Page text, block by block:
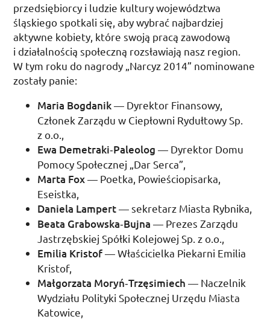
przedsiębiorcy i ludzie kultury województwa
śląskiego spotkali się, aby wybrać najbardziej
aktywne kobiety, które swoją pracą zawodową
i działalnością społeczną rozsławiają nasz region.
W tym roku do nagrody „Narcyz 2014” nominowane
zostały panie:
Maria Bogdanik— Dyrektor Finansowy,
Członek Zarządu w Ciepłowni RydułtowySp.
z o.o.
Ewa Demetraki­‑Paleolog — Dyrektor Domu
Pomocy Społecznej „Dar Serca”,
Marta Fox— Poetka, Powieściopisarka,
Eseistka,
Daniela Lampert— sekretarz Miasta Rybnika,
Beata Grabowska­‑Bujna — Prezes Zarządu
Jastrzębskiej Spółki KolejowejSp. z o.o.
Emilia Kristof— Właścicielka Piekarni Emilia
Kristof,
Małgorzata Moryń­‑Trzęsimiech — Naczelnik
Wydziału Polityki Społecznej Urzędu Miasta
Katowice,